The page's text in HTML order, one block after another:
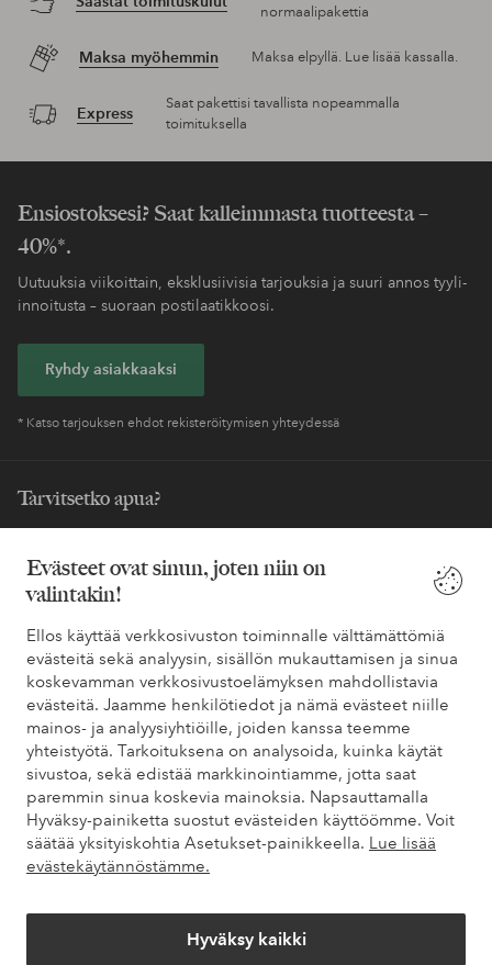
Evästeet ovat sinun, joten niin on
valintakin!
Ellos käyttää verkkosivuston toiminnalle välttämättömiä
evästeitä sekä analyysin, sisällön mukauttamisen ja sinua
koskevamman verkkosivustoelämyksen mahdollistavia
evästeitä. Jaamme henkilötiedot ja nämä evästeet niille
mainos- ja analyysiyhtiöille, joiden kanssa teemme
yhteistyötä. Tarkoituksena on analysoida, kuinka käytät
sivustoa, sekä edistää markkinointiamme, jotta saat
paremmin sinua koskevia mainoksia. Napsauttamalla
Hyväksy-painiketta suostut evästeiden käyttöömme. Voit
säätää yksityiskohtia Asetukset-painikkeella. Lue lisää
evästekäytännöstämme.
Hyväksy kaikki
normaalipakettia
Maksa myöhemmin Maksa elpyllä. Lue lisää kassalla.
Express
Saat pakettisi tavallista nopeammalla
toimituksella
Ensiostoksesi? Saat kalleimmasta tuotteesta –
40%*.
Uutuuksia viikoittain, eksklusiivisia tarjouksia ja suuri annos tyyli-
innoitusta – suoraan postilaatikkoosi.
Ryhdy asiakkaaksi
* Katso tarjouksen ehdot rekisteröitymisen yhteydessä
Tarvitsetko apua?
kysytyistä kysymyksistä. Löydät myös tietoa siitä, miten voit ottaa
meihin yhteyttä.
Asiakaspalvelu Tilaukset Maksutavat
Omat sivut
Tietoa Elloksesta
Palvelumme
Ehdot